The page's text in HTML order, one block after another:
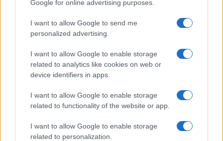
Google for online advertising purposes.
I want to allow Google to send me
personalized advertising.
I want to allow Google to enable storage
related to analytics like cookies on web or
device identifiers in apps.
I want to allow Google to enable storage
related to functionality of the website or app.
I want to allow Google to enable storage
related to personalization.
Governo italiano insiste su neutralità tecnologica per
auto elettriche e ibride